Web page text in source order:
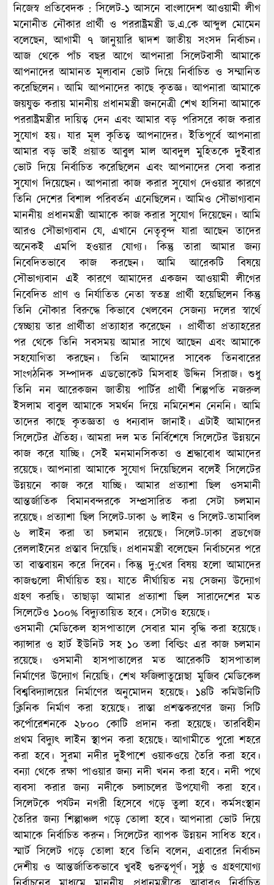
নিজেস্ব প্রতিবেদক : সিলেট-১ আসনে বাংলাদেশ আওয়ামী লীগ
মনোনীত নৌকার প্রার্থী ও পররাষ্ট্রমন্ত্রী ড.এ.কে আব্দুল মোমেন
বলেছেন, আগামী ৭ জানুয়ারি দ্বাদশ জাতীয় সংসদ নির্বাচন।
আজ থেকে পাঁচ বছর আগে আপনারা সিলেটবাসী আমাকে
আপনাদের আমানত মূল্যবান ভোট দিয়ে নির্বাচিত ও সম্মানিত
করেছিলেন। আমি আপনাদের কাছে কৃতজ্ঞ। আপনারা আমাকে
জয়যুক্ত করায় মাননীয় প্রধানমন্ত্রী জননেত্রী শেখ হাসিনা আমাকে
পররাষ্ট্রমন্ত্রীর দায়িত্ব দেন এবং আমার বড় পরিসরে কাজ করার
সুযোগ হয়। যার মূল কৃতিত্ব আপনাদের। ইতিপূর্বে আপনারা
আমার বড় ভাই প্রয়াত আবুল মাল আবদুল মুহিতকে দুইবার
ভোট দিয়ে নির্বাচিত করেছিলেন এবং আপনাদের সেবা করার
সুযোগ দিয়েছেন। আপনারা কাজ করার সুযোগ দেওয়ার কারণে
তিনি দেশের বিশাল পরিবর্তন এনেছিলেন। আমিও সৌভাগ্যবান
মাননীয় প্রধানমন্ত্রী আমাকে কাজ করার সুযোগ দিয়েছেন। আমি
আরও সৌভাগ্যবান যে, এখানে নেতৃবৃন্দ যারা আছেন তাদের
অনেকই এমপি হওয়ার যোগ্য। কিন্তু তারা আমার জন্য
নিবেদিতভাবে কাজ করছেন। আমি আরেকটি বিষয়ে
সৌভাগ্যবান এই কারণে আমাদের একজন আওয়ামী লীগের
নিবেদিত প্রাণ ও নির্যাতিত নেতা স্বতন্ত্র প্রার্থী হয়েছিলেন কিন্তু
তিনি নৌকার বিরুদ্ধে কিভাবে খেলবেন সেজন্য দলের স্বার্থে
স্বেচ্ছায় তার প্রার্থীতা প্রত্যাহার করেছেন । প্রার্থীতা প্রত্যাহরের
পর থেকে তিনি সবসময় আমার সাথে আছেন এবং আমাকে
সহযোগিতা করছেন। তিনি আমাদের সাবেক তিনবারের
সাংগঠনিক সম্পাদক এডভোকেট মিসবাহ উদ্দিন সিরাজ। শুধু
তিনি নন আরেকজন জাতীয় পার্টির প্রার্থী শিল্পপতি নজরুল
ইসলাম বাবুল আমাকে সমর্থন দিয়ে নমিনেশন নেননি। আমি
তাদের কাছে কৃতজ্ঞতা ও ধন্যবাদ জানাই। এটাই আমাদের
সিলেটের ঐতিহ্য। আমরা দল মত নির্বিশেষে সিলেটের উন্নয়নে
কাজ করে যাচ্ছি। সেই মনমানসিকতা ও শ্রদ্ধাবোধ আমাদের
রয়েছে। আপনারা আমাকে সুযোগ দিয়েছিলেন বলেই সিলেটের
উন্নয়নে কাজ করে যাচ্ছি। আমার প্রত্যাশা ছিল ওসমানী
আন্তর্জাতিক বিমানবন্দরকে সম্প্রসারিত করা সেটা চলমান
রয়েছে। প্রত্যাশা ছিল সিলেট-ঢাকা ৬ লাইন ও সিলেট-তামাবিল
৬ লাইন করা তা চলমান রয়েছে। সিলেট-ঢাকা ব্রডগেজ
রেললাইনের প্রস্তাব দিয়েছি। প্রধানমন্ত্রী বলেছেন নির্বাচনের পরে
তা বাস্তবায়ন করে দিবেন। কিন্তু দু:খের বিষয় হলো আমাদের
কাজগুলো দীর্ঘায়িত হয়। যাতে দীর্ঘায়িত নয় সেজন্য উদ্যোগ
গ্রহণ করছি। তাছাড়া আমার প্রত্যাশা ছিল সারাদেশের মত
সিলেটেও ১০০% বিদ্যুতায়িত হবে। সেটাও হয়েছে।
ওসমানী মেডিকেল হাসপাতালে সেবার মান বৃদ্ধি করা হয়েছে।
ক্যান্সার ও হার্ট ইউনিট সহ ১০ তলা বিল্ডিং এর কাজ চলমান
রয়েছে। ওসমানী হাসপাতালের মত আরেকটি হাসপাতাল
নির্মাণের উদ্যোগ নিয়েছি। শেখ ফজিলাতুন্নেছা মুজিব মেডিকেল
বিশ্ববিদ্যালয়ের নির্মাণের অনুমোদন হয়েছে। ১৪টি কমিউনিটি
ক্লিনিক নির্মাণ করা হয়েছে। রাস্তা প্রশস্তকরণের জন্য সিটি
কর্পোরেশনকে ২৮০০ কোটি প্রদান করা হয়েছে। তারবিহীন
প্রথম বিদ্যুৎ লাইন স্থাপন করা হয়েছে। আগামীতে পুরো শহরে
করা হবে। সুরমা নদীর দুইপাশে ওয়াকওয়ে তৈরি করা হবে।
বন্যা থেকে রক্ষা পাওয়ার জন্য নদী খনন করা হবে। নদী পথে
ব্যবসা করার জন্য নদীকে চলাচলের উপযোগী করা হবে।
সিলেটকে পর্যটন নগরী হিসেবে গড়ে তুলা হবে। কর্মসংস্থান
তৈরির জন্য শিল্পাঞ্চল গড়ে তোলা হবে। আপনারা ভোট দিয়ে
আমাকে নির্বাচিত করুন। সিলেটের ব্যাপক উন্নয়ন সাধিত হবে।
স্মার্ট সিলেট গড়ে তোলা হবে তিনি বলেন, এবারের নির্বাচন
দেশীয় ও আন্তর্জাতিকভাবে খুবই গুরুত্বপূর্ণ। সুষ্ঠু ও গ্রহণযোগ্য